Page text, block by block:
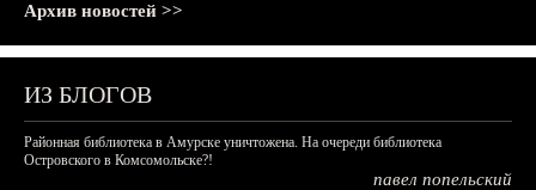
Архив новостей >>
ИЗ БЛОГОВ
Районная библиотека в Амурске уничтожена. На очереди библиотека
Островского в Комсомольске?!
павел попельский